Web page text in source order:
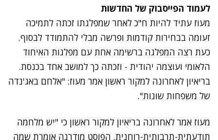
לעמוד הפייסבוק של החדשות
מעוז עתיד להיות ח"כ לאחר שמפלגתו זכתה לתמיכה
זעומה בבחירות קודמות ופרשה מבלי להתמודד לבסוף.
כעת רצה המפלגה ברשימה אחת עם מפלגות האיחוד
הלאומי ועוצמה יהודית - וזכתה כך למושב אחד בכנסת.
בריאיון לאחרונה למקור ראשון אמר מעוז: "אלחם באג'נדה
של משפחות שונות".
מעוז אמר לאחרונה בריאיון למקור ראשון כי "יש מלחמה
תודעתית-תרבותית-רוחנית. הפוסט מודרנה אומרת שמה